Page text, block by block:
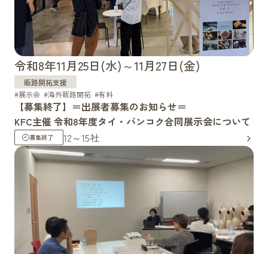
令和8年11月25日(水)～11月27日(金)
販路開拓支援
展示会
海外販路開拓 有料
【募集終了】＝出展者募集のお知らせ＝
KFC主催 令和8年度タイ・バンコク合同展示会について
12～15社